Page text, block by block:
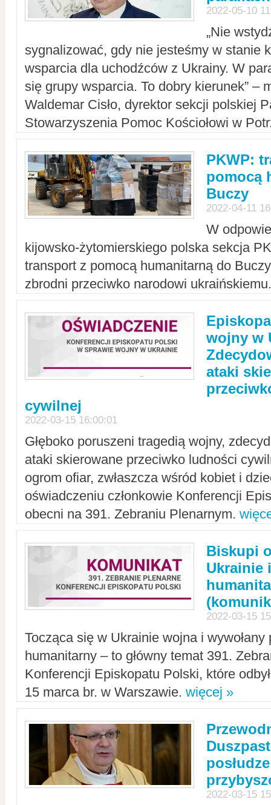
2022-05-10
„Nie
sygnalizować, gdy nie jesteśmy w stanie
wsparcia dla uchodźców z Ukrainy. W
się grupy wsparcia. To dobry kierunek” –
Waldemar Cisło, dyrektor sekcji polskiej
Stowarzyszenia Pomoc Kościołowi w
PKWP:
pomocą
Buczy
2022-04-11
W
kijowsko-żytomierskiego polska sekcja
transport z pomocą humanitarną do
zbrodni przeciwko narodowi
wojny w
ataki
cywilnej
2022-03-15 16:00:01
Głęboko poruszeni tragedią wojny,
ataki skierowane przeciwko ludności
ogrom ofiar, zwłaszcza wśród kobiet i
oświadczeniu członkowie Konferencji
obecni na 391. Zebraniu Plenarnym.
Biskupi
Ukrainie
2022-03-15
Tocząca się w Ukrainie wojna i
humanitarny – to główny temat 391.
Konferencji Episkopatu Polski, które
15 marca br. w Warszawie. więcej »
2022-03-15